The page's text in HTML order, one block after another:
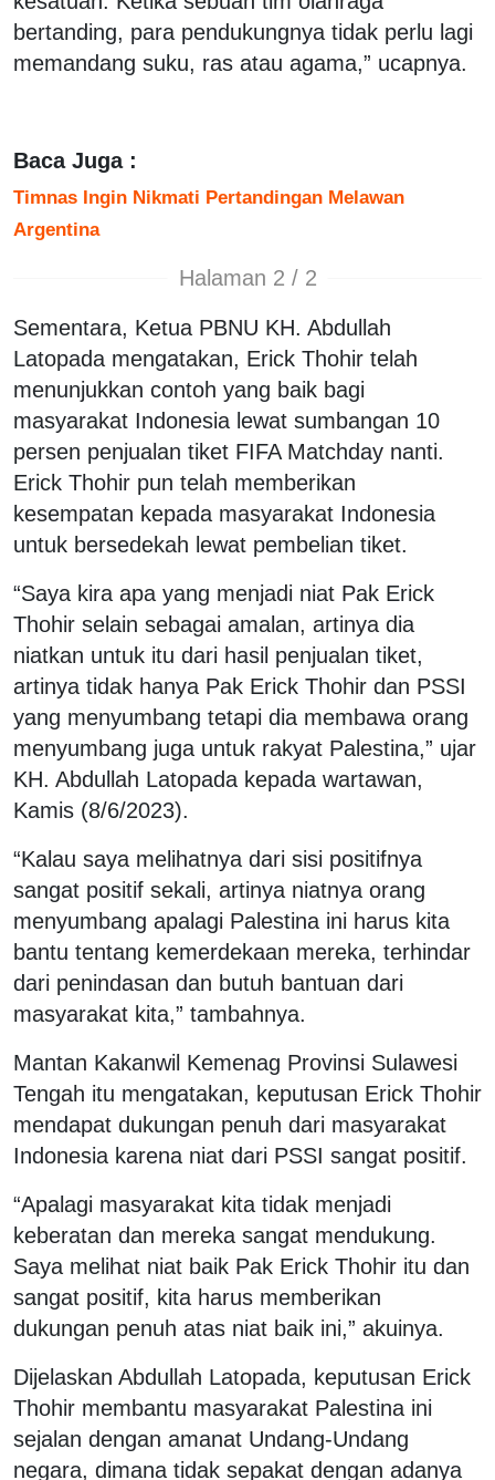
bertanding, para pendukungnya tidak perlu lagi
memandang suku, ras atau agama,” ucapnya.
Baca Juga :
Timnas Ingin Nikmati Pertandingan Melawan
Argentina
Halaman 2 / 2
Sementara, Ketua PBNU KH. Abdullah
Latopada mengatakan, Erick Thohir telah
menunjukkan contoh yang baik bagi
masyarakat Indonesia lewat sumbangan 10
persen penjualan tiket FIFA Matchday nanti.
Erick Thohir pun telah memberikan
kesempatan kepada masyarakat Indonesia
untuk bersedekah lewat pembelian tiket.
“Saya kira apa yang menjadi niat Pak Erick
Thohir selain sebagai amalan, artinya dia
niatkan untuk itu dari hasil penjualan tiket,
artinya tidak hanya Pak Erick Thohir dan PSSI
yang menyumbang tetapi dia membawa orang
menyumbang juga untuk rakyat Palestina,” ujar
KH. Abdullah Latopada kepada wartawan,
Kamis (8/6/2023).
“Kalau saya melihatnya dari sisi positifnya
sangat positif sekali, artinya niatnya orang
menyumbang apalagi Palestina ini harus kita
bantu tentang kemerdekaan mereka, terhindar
dari penindasan dan butuh bantuan dari
masyarakat kita,” tambahnya.
Mantan Kakanwil Kemenag Provinsi Sulawesi
Tengah itu mengatakan, keputusan Erick Thohir
mendapat dukungan penuh dari masyarakat
Indonesia karena niat dari PSSI sangat positif.
“Apalagi masyarakat kita tidak menjadi
keberatan dan mereka sangat mendukung.
Saya melihat niat baik Pak Erick Thohir itu dan
sangat positif, kita harus memberikan
dukungan penuh atas niat baik ini,” akuinya.
Dijelaskan Abdullah Latopada, keputusan Erick
Thohir membantu masyarakat Palestina ini
sejalan dengan amanat Undang-Undang
negara, dimana tidak sepakat dengan adanya